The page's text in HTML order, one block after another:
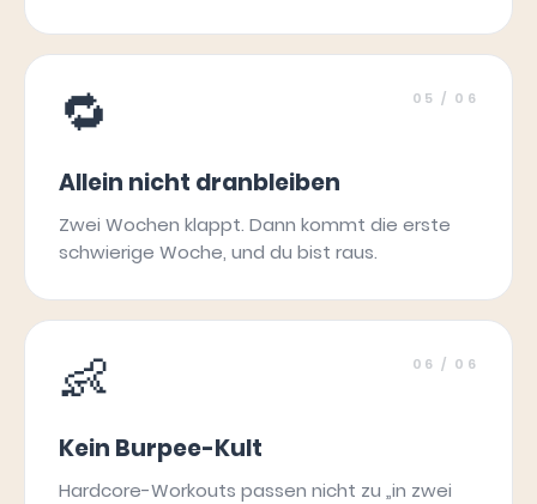
🔁 05 / 06
Allein nicht dranbleiben
Zwei Wochen klappt. Dann kommt die erste
schwierige Woche, und du bist raus.
👶 06 / 06
Kein Burpee-Kult
Hardcore-Workouts passen nicht zu „in zwei